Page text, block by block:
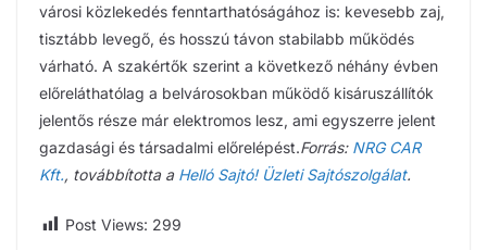
városi közlekedés fenntarthatóságához is: kevesebb zaj,
tisztább levegő, és hosszú távon stabilabb működés
várható. A szakértők szerint a következő néhány évben
előreláthatólag a belvárosokban működő kisáruszállítók
jelentős része már elektromos lesz, ami egyszerre jelent
gazdasági és társadalmi előrelépést.Forrás: NRG CAR
Kft., továbbította a Helló Sajtó! Üzleti Sajtószolgálat.
Post Views: 299